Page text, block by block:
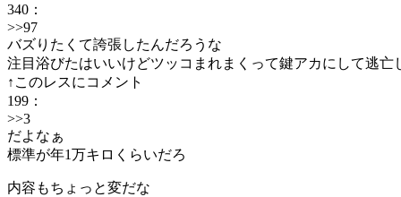
340 ：
>>97
バズりたくて誇張したんだろうな
注目浴びたはいいけどツッコまれまくって鍵アカにして逃亡
↑このレスにコメント
199 ：
>>3
だよなぁ
標準が年1万キロくらいだろ
内容もちょっと変だな